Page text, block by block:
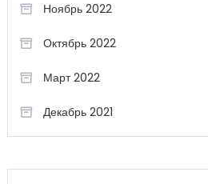
Ноябрь 2022
Октябрь 2022
Март 2022
Декабрь 2021